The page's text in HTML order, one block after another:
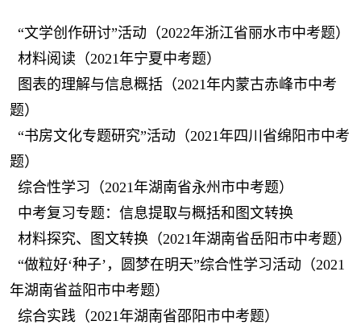
“文学创作研讨”活动（2022年浙江省丽水市中考题）
材料阅读（2021年宁夏中考题）
图表的理解与信息概括（2021年内蒙古赤峰市中考
题）
“书房文化专题研究”活动（2021年四川省绵阳市中考
题）
综合性学习（2021年湖南省永州市中考题）
中考复习专题：信息提取与概括和图文转换
材料探究、图文转换（2021年湖南省岳阳市中考题）
“做粒好‘种子’，圆梦在明天”综合性学习活动（2021
年湖南省益阳市中考题）
综合实践（2021年湖南省邵阳市中考题）